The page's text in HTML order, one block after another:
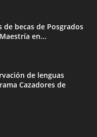
becas de Posgrados
en...
de lenguas
Cazadores de